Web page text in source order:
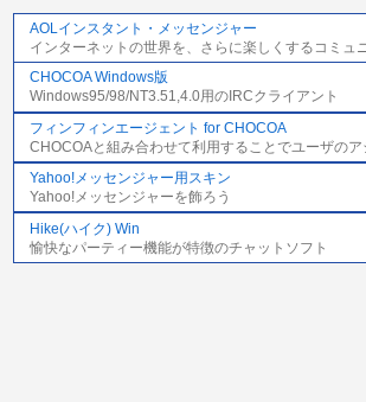
AOLインスタント・メッセンジャー
インターネットの世界を、さらに楽しくするコミュ
CHOCOA Windows版
Windows95/98/NT3.51,4.0用のIRCクライアント
フィンフィンエージェント for CHOCOA
CHOCOAと組み合わせて利用することでユーザのア
Yahoo!メッセンジャー用スキン
Yahoo!メッセンジャーを飾ろう
Hike(ハイク) Win
愉快なパーティー機能が特徴のチャットソフト